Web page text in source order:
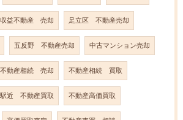
収益不動産 売却 足立区 不動産売却
五反野 不動産売却 中古マンション売却
不動産相続 売却 不動産相続 買取
駅近 不動産買取 不動産高価買取